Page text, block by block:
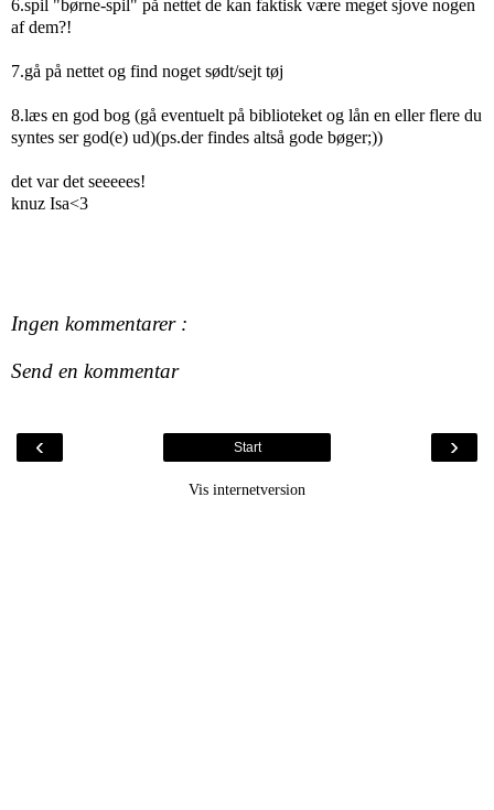
6.spil "børne-spil" på nettet de kan faktisk være meget sjove nogen
af dem?!
7.gå på nettet og find noget sødt/sejt tøj
8.læs en god bog (gå eventuelt på biblioteket og lån en eller flere du
syntes ser god(e) ud)(ps.der findes altså gode bøger;))
det var det seeeees!
knuz Isa<3
Ingen kommentarer :
Send en kommentar
‹ ›
Start
Vis internetversion